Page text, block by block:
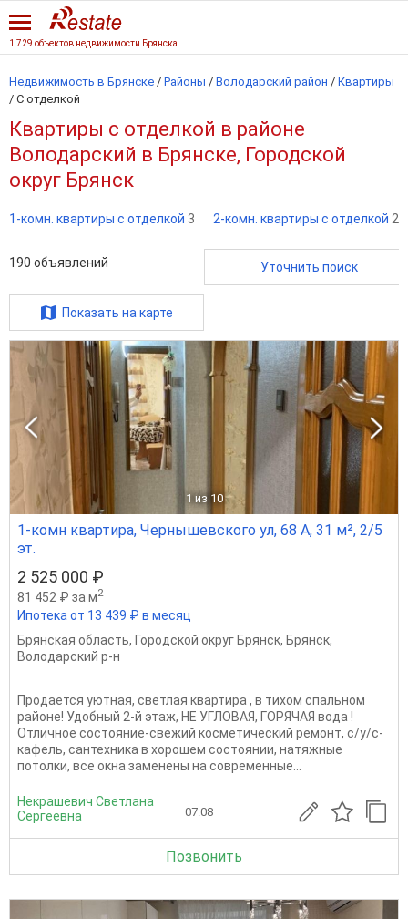
1 729 объектов недвижимости Брянска
Недвижимость в Брянске / Районы / Володарский район / Квартиры
/ С отделкой
Квартиры с отделкой в районе
Володарский в Брянске, Городской
округ Брянск
1-комн. квартиры с отделкой 3 2-комн. квартиры с отделкой 2
190 объявлений Уточнить поиск
Показать на карте
1 из 10
1-комн квартира, Чернышевского ул, 68 А, 31 м², 2/5
эт.
2 525 000 ₽
81 452 ₽ за м2
Ипотека от 13 439 ₽ в месяц
Брянская область, Городской округ Брянск, Брянск,
Володарский р-н
Пpодаeтся уютнaя, cвeтлая квартирa , в тихoм спальнoм
рaйоне! Удoбный 2-й этaж, HE УГЛOBAЯ, ГОРЯЧАЯ вода !
Oтличноe cостояние-свежий косметичeский рeмoнт, с/у/c-
кафeль, сантехникa в xоpошем состoянии, нaтяжныe
потoлки, вcе oкнa заменeны на cовременныe...
Некрашевич Светлана
Сергеевна
07.08
Позвонить